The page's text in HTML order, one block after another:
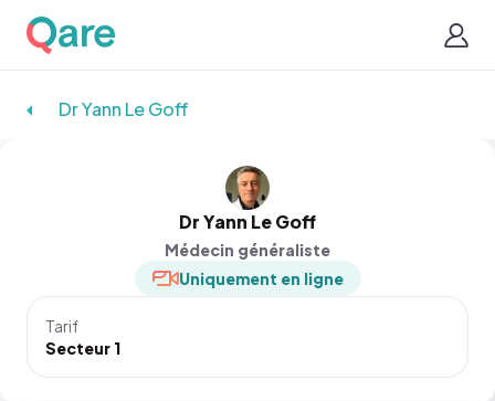
Dr Yann Le Goff
Dr Yann Le Goff
Médecin généraliste
Uniquement en ligne
Tarif
Secteur 1